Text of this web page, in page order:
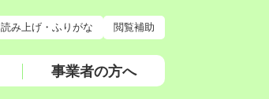
読み上げ・ふりがな 閲覧補助
事業者の方へ